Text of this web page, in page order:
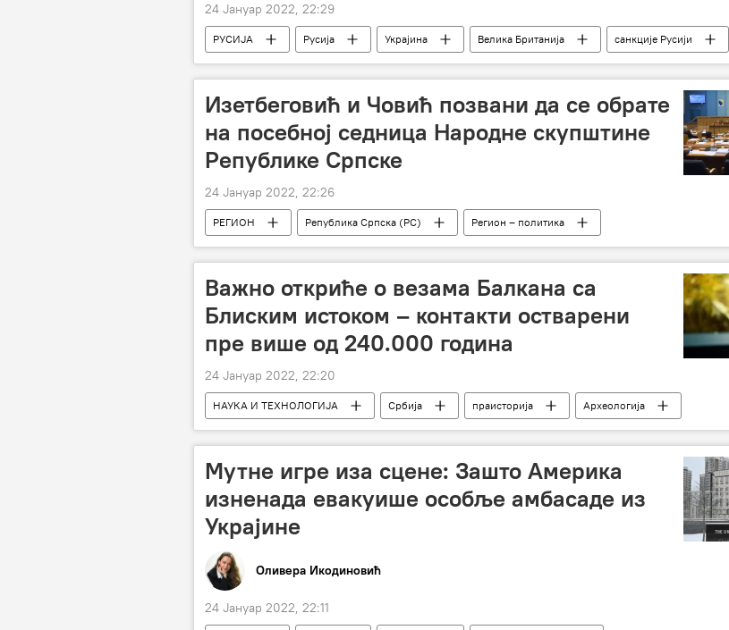
24 Јануар 2022, 22:29
РУСИЈА Русија Украјина Велика Британија
санкције Русији
Борис Џонсон
Изетбеговић и Човић позвани да се обрате
на посебној седница Народне скупштине
Републике Српске
24 Јануар 2022, 22:26
РЕГИОН Република Српска (РС)
Регион – политика
Босна и Херцеговина (БиХ)
Важно откриће о везама Балкана са
Блиским истоком – контакти остварени
пре више од 240.000 година
24 Јануар 2022, 22:20
НАУКА И ТЕХНОЛОГИЈА Србија праисторија
Археологија
Наука и технологија
Магазин
Мутне игре иза сцене: Зашто Америка
изненада евакуише особље амбасаде из
Украјине
Оливера Икодиновић
24 Јануар 2022, 22:11